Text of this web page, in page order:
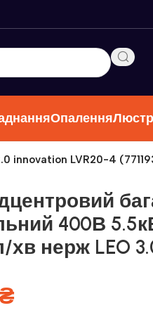
Опалення
innovation LVR20-4
400В
хв нерж LEO